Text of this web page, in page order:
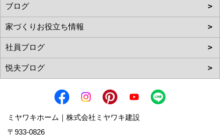
ミヤワキホーム｜株式会社ミヤワキ建設
〒933-0826